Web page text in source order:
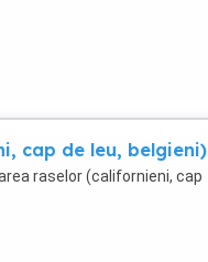
cap de leu, belgieni)
raselor (californieni, cap